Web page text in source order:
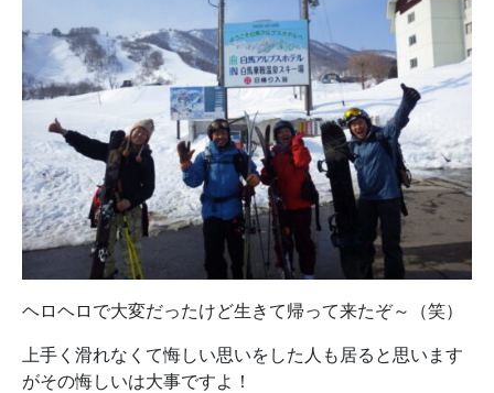
ヘロヘロで大変だったけど生きて帰って来たぞ～（笑）
上手く滑れなくて悔しい思いをした人も居ると思います
がその悔しいは大事ですよ！